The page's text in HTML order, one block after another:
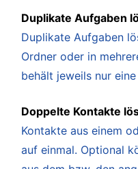
Duplikate Aufgaben
Duplikate Aufgaben
Ordner oder in
behält jeweils nur eine
Doppelte Kontakte
Kontakte aus einem
auf einmal. Optional